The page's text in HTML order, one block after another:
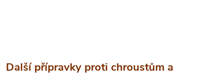
l
Další přípravky proti chroustům a